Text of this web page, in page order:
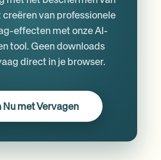
van professionele
effecten met onze AI-
tool. Geen downloads
direct in je browser.
Nu met Vervagen